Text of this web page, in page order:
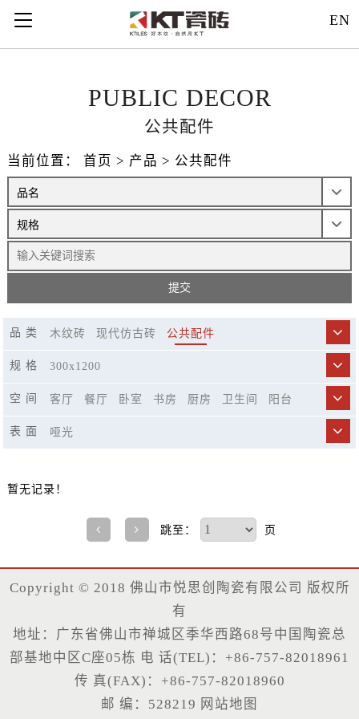
EN
121312
PUBLIC DECOR
公共配件
当前位置： 首页 > 产品 > 公共配件
品 类 木纹砖 现代仿古砖 公共配件
规 格 300x1200
空 间 客厅 餐厅 卧室 书房 厨房 卫生间
阳台
表 面 哑光
暂无记录！
跳至： 页
Copyright © 2018 佛山市悦思创陶瓷有限公司 版权所
有
地址：广东省佛山市禅城区季华西路68号中国陶瓷总
部基地中区C座05栋 电 话(TEL)：+86-757-82018961
传 真(FAX)：+86-757-82018960
邮 编：528219 网站地图